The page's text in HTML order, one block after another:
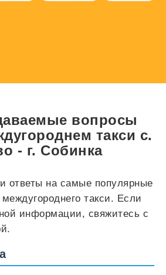
вопросы
такси с.
- г. Собинка
ответы на самые популярные
такси. Если
информации, свяжитесь с